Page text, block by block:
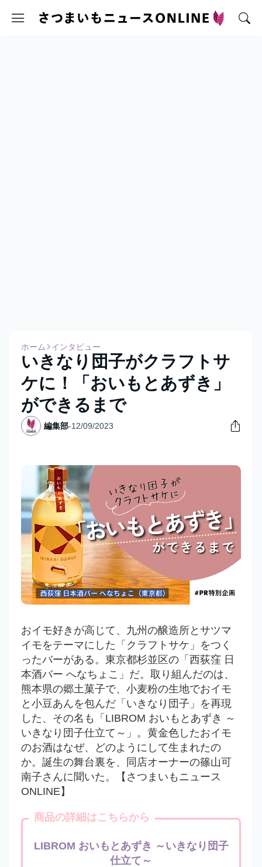
ホーム インタビュー
いきなり団子がクラフトサ
ケに！「おいもとあずき」
ができるまで
編集部-12/09/2023
おイモ好きが高じて、九州の醸造所とサツマ
イモをテーマにした「クラフトサケ」をつく
ったバーがある。東京都杉並区の「西荻窪 日
本酒バー へなちょこ」だ。取り組んだのは、
熊本県の郷土菓子で、小麦粉の生地でおイモ
と小豆あんを包んだ「いきなり団子」を再現
した、その名も「LIBROM おいもとあずき ～
いきなり団子仕立て～」。黄金色したおイモ
のお酒はなぜ、どのようにして生まれたの
か。誕生の舞台裏を、同店オーナーの篠山可
南子さんに聞いた。【さつまいもニュース
ONLINE】
商品の詳細はこちらから
LIBROM おいもとあずき ～いきなり団子
仕立て～